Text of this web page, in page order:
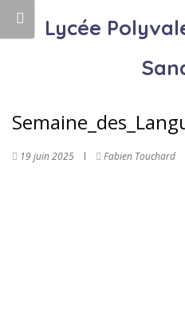
Lycée
19 juin 2025 Fabien Touchard